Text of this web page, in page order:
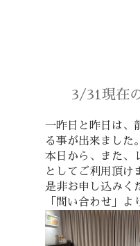
3/31現在
一昨日と昨日は、
る事が出来ました。
本日から、また、
としてご利用頂け
是非お申し込みく
「問い合わせ」よ